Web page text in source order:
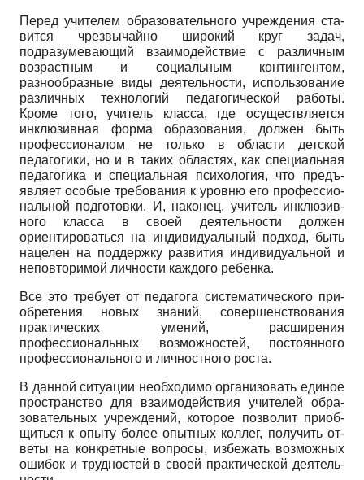
Перед учителем образовательного учреждения ста­
вится чрезвычайно широкий круг задач,
подразумева­ющий взаимодействие с различным
возрастным и со­циальным контингентом,
разнообразные виды дея­тельности, использование
различных технологий пе­дагогической работы.
Кроме того, учитель класса, где осуществляется
инклюзивная форма образования, должен быть
профессионалом не только в области дет­ской
педагогики, но и в таких областях, как специаль­ная
педагогика и специальная психология, что предъ­
являет особые требования к уровню его профессио­
нальной подготовки. И, наконец, учитель инклюзив­
ного класса в своей деятельности должен
ориентиро­ваться на индивидуальный подход, быть
нацелен на поддержку развития индивидуальной и
неповторимой личности каждого ребенка.
Все это требует от педагога систематического при­
обретения новых знаний, совершенствования
практи­ческих умений, расширения
профессиональных воз­можностей, постоянного
профессионального и лично­стного роста.
В данной ситуации необходимо организовать еди­ное
пространство для взаимодействия учителей обра­
зовательных учреждений, которое позволит приоб­
щиться к опыту более опытных коллег, получить от­
веты на конкретные вопросы, избежать возможных
ошибок и трудностей в своей практической деятель­